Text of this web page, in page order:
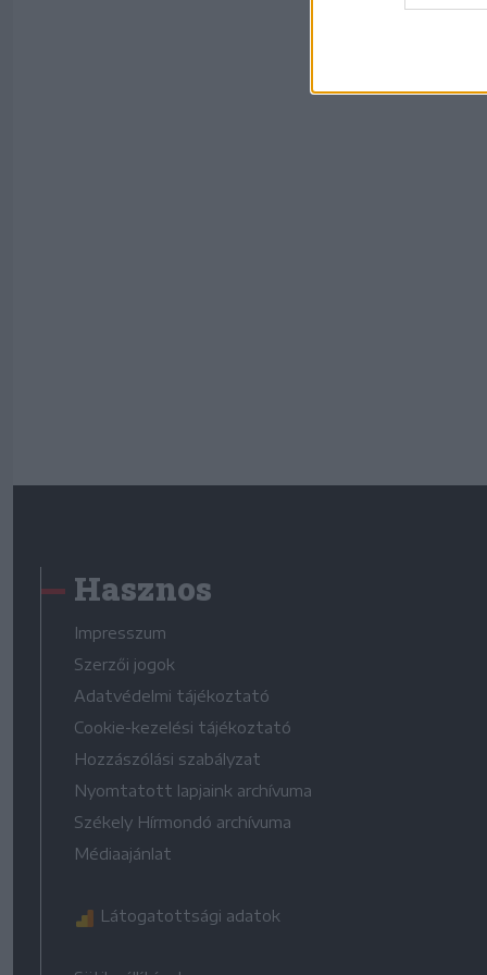
Hasznos
Impresszum
Szerzői jogok
Adatvédelmi tájékoztató
Cookie-kezelési tájékoztató
Hozzászólási szabályzat
Nyomtatott lapjaink archívuma
Székely Hírmondó archívuma
Médiaajánlat
Látogatottsági adatok